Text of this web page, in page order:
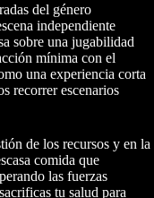
del género
independiente
sobre una jugabilidad
mínima con el
una experiencia corta
recorrer escenarios
de los recursos y en la
comida que
las fuerzas
tu salud para